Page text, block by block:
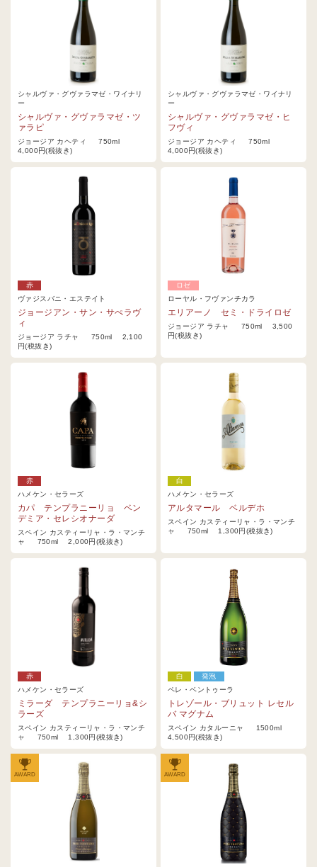
シャルヴァ・グヴァラマゼ・ワイナリ
ー
シャルヴァ・グヴァラマゼ・ツ
ァラピ
ジョージア カヘティ 750ml
4,000円(税抜き)
シャルヴァ・グヴァラマゼ・ワイナリ
ー
シャルヴァ・グヴァラマゼ・ヒ
フヴィ
ジョージア カヘティ 750ml
4,000円(税抜き)
赤
ヴァジスバニ・エステイト
ジョージアン・サン・サぺラヴ
ィ
ジョージア ラチャ 750ml 2,100
円(税抜き)
ロゼ
ローヤル・フヴァンチカラ
エリアーノ セミ・ドライロゼ
ジョージア ラチャ 750ml 3,500
円(税抜き)
赤
ハメケン・セラーズ
カパ テンプラニーリョ ベン
デミア・セレシオナーダ
スペイン カスティーリャ・ラ・マンチ
ャ 750ml 2,000円(税抜き)
白
ハメケン・セラーズ
アルタマール ベルデホ
スペイン カスティーリャ・ラ・マンチ
ャ 750ml 1,300円(税抜き)
赤
ハメケン・セラーズ
ミラーダ テンプラニーリョ&シ
ラーズ
スペイン カスティーリャ・ラ・マンチ
ャ 750ml 1,300円(税抜き)
白
発泡
ペレ・ベントゥーラ
トレゾール・ブリュット レセル
バ マグナム
スペイン カタルーニャ 1500ml
4,500円(税抜き)
AWARD AWARD